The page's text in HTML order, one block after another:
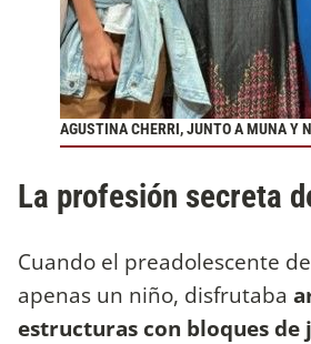
AGUSTINA CHERRI, JUNTO A MUNA Y
La profesión secreta
Cuando el preadolescente
apenas un niño, disfrutaba
estructuras con bloques de